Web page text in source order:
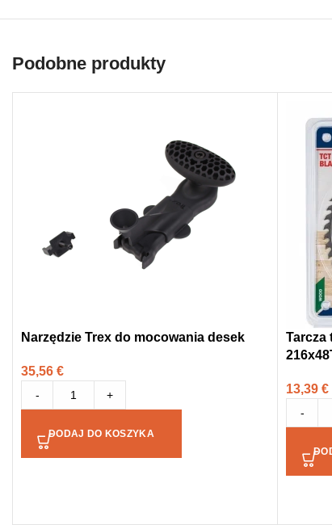
Podobne produkty
Narzędzie Trex do mocowania desek
35,56 €
- +
DODAJ DO KOSZYKA
Tarcza
13,39 €
-